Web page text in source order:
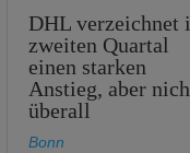
DHL verzeichnet
zweiten Quartal
einen starken
Anstieg, aber
überall
Bonn